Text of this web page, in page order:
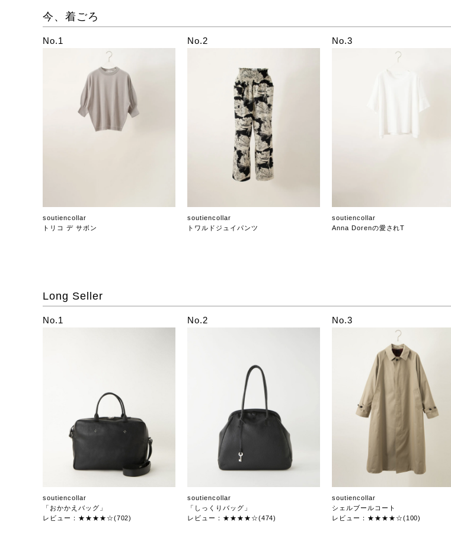
今、着ごろ
No.1
soutiencollar
トリコ デ サボン
No.2
soutiencollar
トワルドジュイパンツ
No.3
soutiencollar
Anna Dorenの愛されT
Long Seller
No.1
soutiencollar
「おかかえバッグ」
レビュー：★★★★☆(702)
No.2
soutiencollar
「しっくりバッグ」
レビュー：★★★★☆(474)
No.3
soutiencollar
シェルブールコート
レビュー：★★★★☆(100)